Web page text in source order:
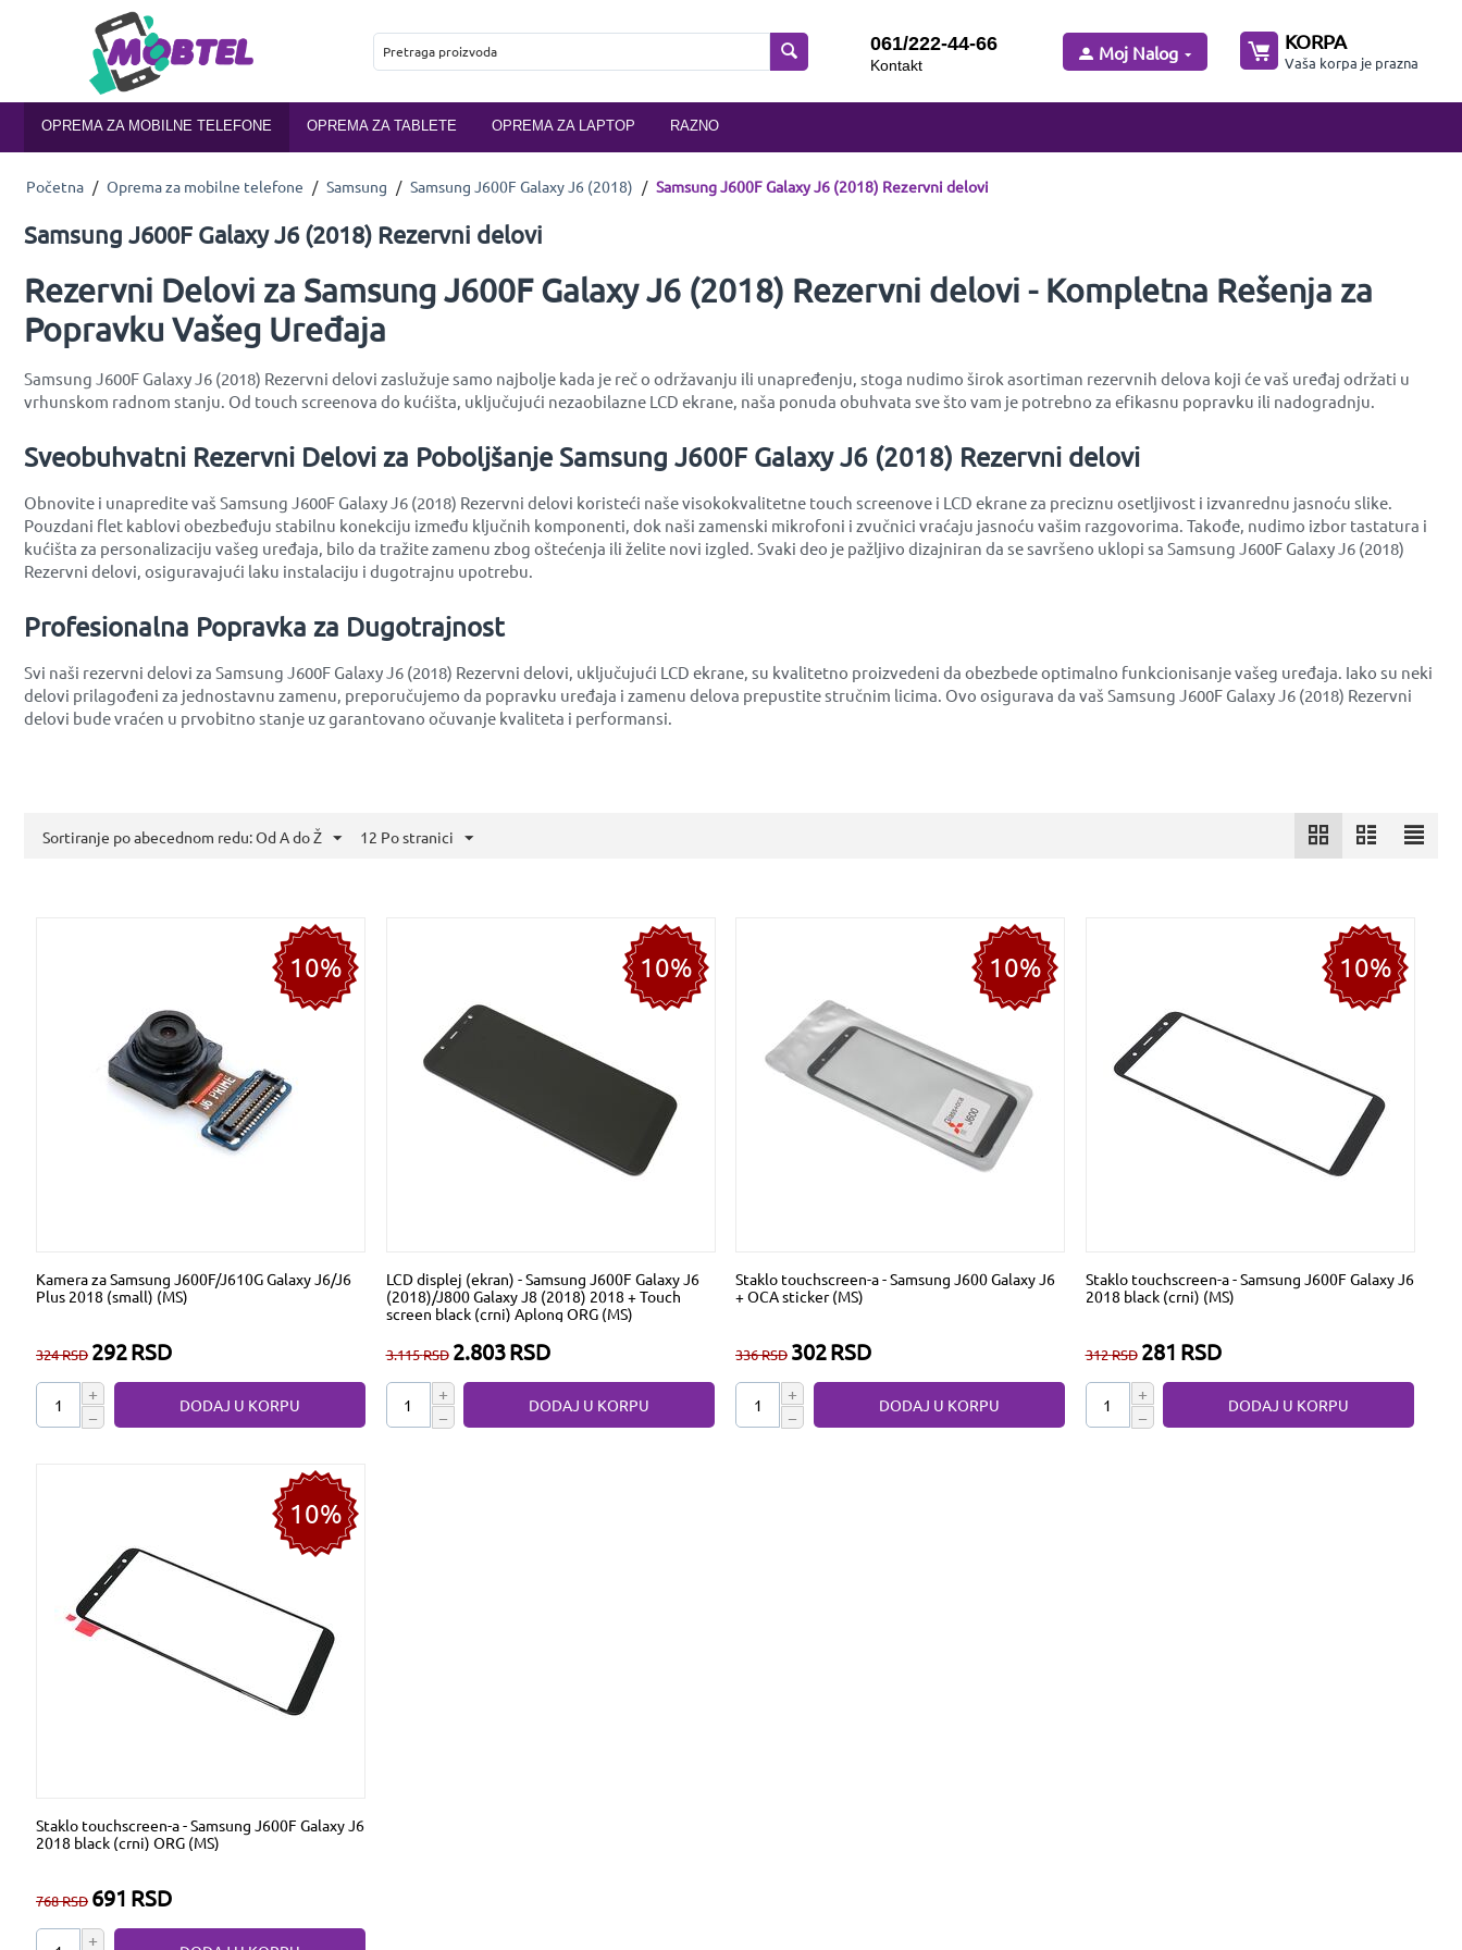
061/222-44-66
Kontakt
Moj Nalog KORPA
Vaša korpa je prazna
OPREMA ZA MOBILNE TELEFONE OPREMA ZA TABLETE OPREMA ZA LAPTOP RAZNO
Početna / Oprema za mobilne telefone / Samsung / Samsung J600F Galaxy J6 (2018) / Samsung J600F Galaxy J6 (2018) Rezervni delovi
Samsung J600F Galaxy J6 (2018) Rezervni delovi
Rezervni Delovi za Samsung J600F Galaxy J6 (2018) Rezervni delovi - Kompletna Rešenja za
Popravku Vašeg Uređaja
Samsung J600F Galaxy J6 (2018) Rezervni delovi zaslužuje samo najbolje kada je reč o održavanju ili unapređenju, stoga nudimo širok asortiman rezervnih delova koji će vaš uređaj održati u
vrhunskom radnom stanju. Od touch screenova do kućišta, uključujući nezaobilazne LCD ekrane, naša ponuda obuhvata sve što vam je potrebno za efikasnu popravku ili nadogradnju.
Sveobuhvatni Rezervni Delovi za Poboljšanje Samsung J600F Galaxy J6 (2018) Rezervni delovi
Obnovite i unapredite vaš Samsung J600F Galaxy J6 (2018) Rezervni delovi koristeći naše visokokvalitetne touch screenove i LCD ekrane za preciznu osetljivost i izvanrednu jasnoću slike.
Pouzdani flet kablovi obezbeđuju stabilnu konekciju između ključnih komponenti, dok naši zamenski mikrofoni i zvučnici vraćaju jasnoću vašim razgovorima. Takođe, nudimo izbor tastatura i
kućišta za personalizaciju vašeg uređaja, bilo da tražite zamenu zbog oštećenja ili želite novi izgled. Svaki deo je pažljivo dizajniran da se savršeno uklopi sa Samsung J600F Galaxy J6 (2018)
Rezervni delovi, osiguravajući laku instalaciju i dugotrajnu upotrebu.
Profesionalna Popravka za Dugotrajnost
Svi naši rezervni delovi za Samsung J600F Galaxy J6 (2018) Rezervni delovi, uključujući LCD ekrane, su kvalitetno proizvedeni da obezbede optimalno funkcionisanje vašeg uređaja. Iako su neki
delovi prilagođeni za jednostavnu zamenu, preporučujemo da popravku uređaja i zamenu delova prepustite stručnim licima. Ovo osigurava da vaš Samsung J600F Galaxy J6 (2018) Rezervni
delovi bude vraćen u prvobitno stanje uz garantovano očuvanje kvaliteta i performansi.
Sortiranje po abecednom redu: Od A do Ž 12 Po stranici
10%
Kamera za Samsung J600F/J610G Galaxy J6/J6
Plus 2018 (small) (MS)
324RSD 292RSD
+
−
DODAJ U KORPU
10%
LCD displej (ekran) - Samsung J600F Galaxy J6
(2018)/J800 Galaxy J8 (2018) 2018 + Touch
screen black (crni) Aplong ORG (MS)
3.115RSD 2.803RSD
+
−
DODAJ U KORPU
10%
Staklo touchscreen-a - Samsung J600 Galaxy J6
+ OCA sticker (MS)
336RSD 302RSD
+
−
DODAJ U KORPU
10%
Staklo touchscreen-a - Samsung J600F Galaxy J6
2018 black (crni) (MS)
312RSD 281 RSD
+
−
DODAJ U KORPU
10%
Staklo touchscreen-a - Samsung J600F Galaxy J6
2018 black (crni) ORG (MS)
768RSD 691 RSD
+